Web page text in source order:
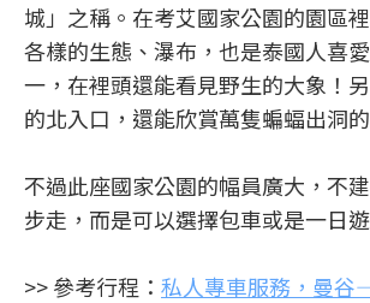
城」之稱。在考艾國家公園的園區
各樣的生態、瀑布，也是泰國人喜
一，在裡頭還能看見野生的大象！
的北入口，還能欣賞萬隻蝙蝠出洞的
不過此座國家公園的幅員廣大，不
步走，而是可以選擇包車或是一日
>> 參考行程： 私人專車服務，曼谷